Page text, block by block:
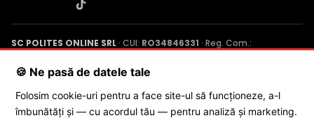
SC POLITES ONLINE SRL · CUI: RO34846331 · Reg. Com.:
Poenaru, Nr. 1, Craiova, Jud. Dolj ·
© 2026 SC POLITES ONLINE SRL
🍪 Ne pasă de datele tale
Folosim cookie-uri pentru a face site-ul să funcționeze, a-l
îmbunătăți și — cu acordul tău — pentru analiză și marketing.